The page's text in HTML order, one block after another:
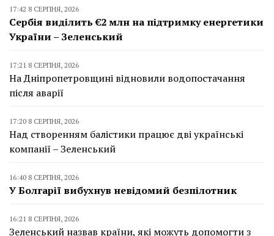
17:42 8 СЕРПНЯ, 2026
Сербія виділить €2 млн на підтримку енергетики
України – Зеленський
17:21 8 СЕРПНЯ, 2026
На Дніпропетровщині відновили водопостачання
після аварії
17:20 8 СЕРПНЯ, 2026
Над створенням балістики працює дві українські
компанії – Зеленський
16:40 8 СЕРПНЯ, 2026
У Болгарії вибухнув невідомий безпілотник
16:21 8 СЕРПНЯ, 2026
Зеленський назвав країни, які можуть допомогти з